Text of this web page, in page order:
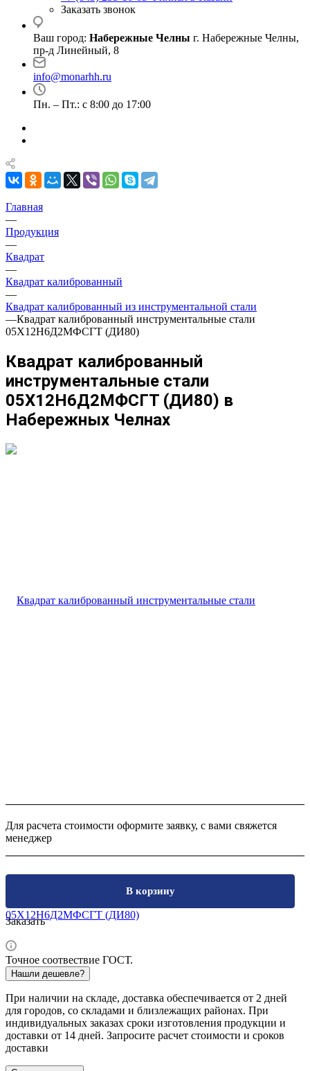
Заказать звонок
Ваш город: Набережные Челны г. Набережные Челны,
пр-д Линейный, 8
info@monarhh.ru
Пн. – Пт.: с 8:00 до 17:00
Главная
—
Продукция
—
Квадрат
—
Квадрат калиброванный
—
Квадрат калиброванный из инструментальной стали
—Квадрат калиброванный инструментальные стали
05Х12Н6Д2МФСГТ (ДИ80)
Квадрат калиброванный
инструментальные стали
05Х12Н6Д2МФСГТ (ДИ80) в
Набережных Челнах
Для расчета стоимости оформите заявку, с вами свяжется
менеджер
В корзину
Заказать
Точное соотвествие ГОСТ.
Нашли дешевле?
При наличии на складе, доставка обеспечивается от 2 дней
для городов, со складами и близлежащих районах. При
индивидуальных заказах сроки изготовления продукции и
доставки от 14 дней. Запросите расчет стоимости и сроков
доставки